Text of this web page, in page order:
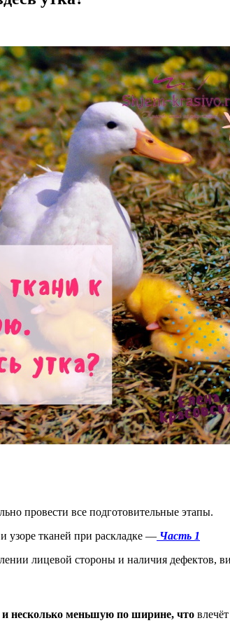
провести все подготовительные этапы.
узоре тканей при раскладке — Часть 1
лицевой стороны и наличия дефектов,
и несколько меньшую по ширине, что